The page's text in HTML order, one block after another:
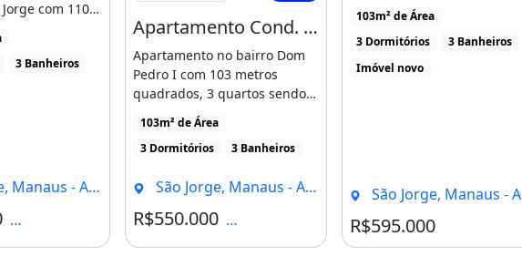
com 110
com [...]
3 Banheiros
Manaus - AM
Condomínio R$800
Apartamento Cond. Splendore - Dom Pedro
Apartamento no bairro Dom
Pedro I com 103 metros
quadrados, 3 quartos sendo 1
suite e 1 banheiro social, [...]
103m² de Área
3 Dormitórios
3 Banheiros
São Jorge, Manaus - AM
R$550.000 Condomínio R$600
CariterLocalizado na Avenida
Jacira Reis Dom [...]
103m² de Área
3 Dormitórios
3 Banheiros
Imóvel novo
São Jorge, Manaus - AM
R$595.000